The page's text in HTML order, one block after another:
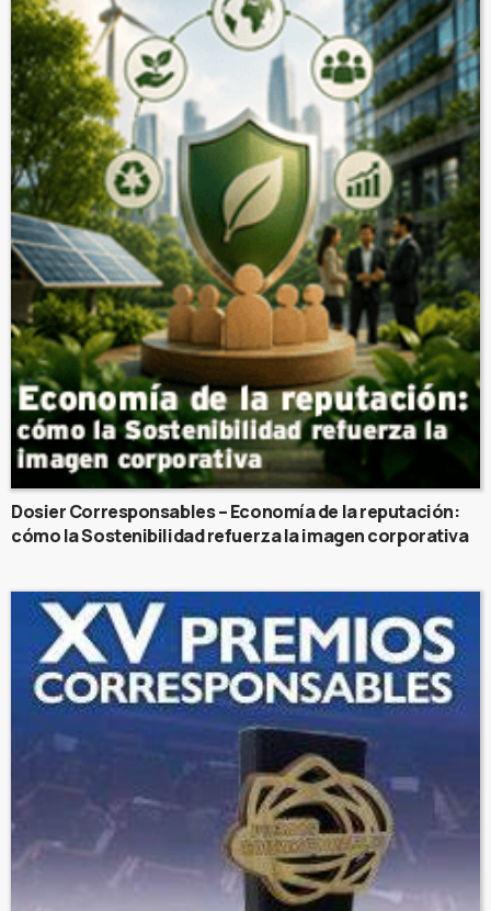
Dosier Corresponsables – Economía de la reputación:
cómo la Sostenibilidad refuerza la imagen corporativa